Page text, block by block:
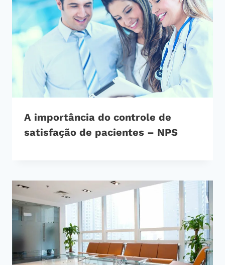
A importância do controle de
satisfação de pacientes – NPS